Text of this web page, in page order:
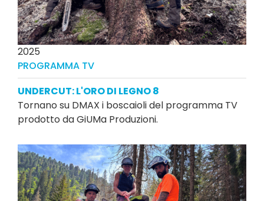
2025
PROGRAMMA TV
UNDERCUT: L'ORO DI LEGNO 8
Tornano su DMAX i boscaioli del programma TV
prodotto da GiUMa Produzioni.